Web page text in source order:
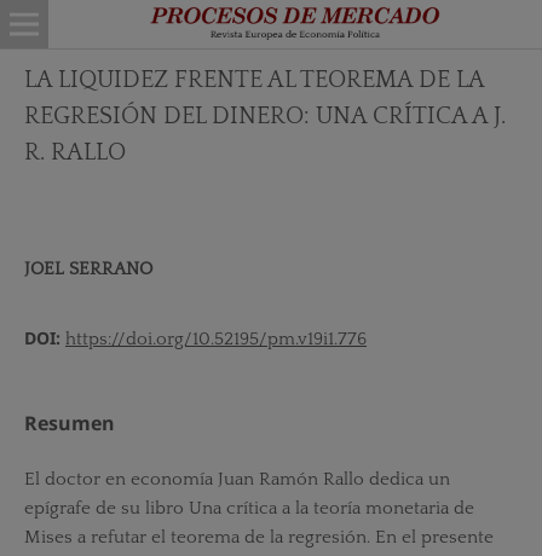
LA LIQUIDEZ FRENTE AL TEOREMA DE LA
REGRESIÓN DEL DINERO: UNA CRÍTICA A J.
R. RALLO
JOEL SERRANO
DOI: https://doi.org/10.52195/pm.v19i1.776
Resumen
El doctor en economía Juan Ramón Rallo dedica un
epígrafe de su libro Una crítica a la teoría monetaria de
Mises a refutar el teorema de la regresión. En el presente